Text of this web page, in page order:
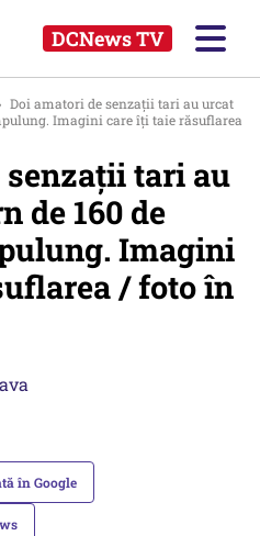
DCNews TV
Doi amatori de senzații tari au urcat
Imagini care îți taie răsuflarea
senzații tari au
de 160 de
Imagini
/ foto în
în Google